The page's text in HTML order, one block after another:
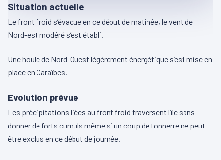
Situation actuelle
Le front froid s’évacue en ce début de matinée, le vent de
Nord-est modéré s’est établi.
Une houle de Nord-Ouest légèrement énergétique s’est mise en
place en Caraïbes.
Evolution prévue
Les précipitations liées au front froid traversent l’île sans
donner de forts cumuls même si un coup de tonnerre ne peut
être exclus en ce début de journée.